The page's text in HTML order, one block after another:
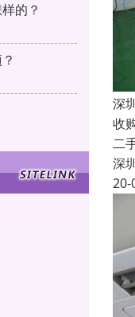
的？
深
收
二
深
20-